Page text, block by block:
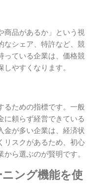
商品があるか」という視
なシェア、特許など、競
っている企業は、価格競
やすくなります。
るための指標です。一般
に頼らず経営できている
金が多い企業は、経済状
リスクがあるため、初心
ら選ぶのが賢明です。
ング機能を使